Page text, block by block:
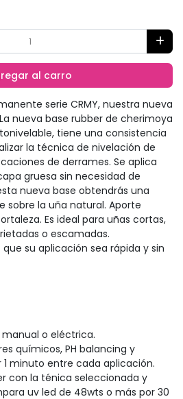
al carro
serie CRMY, nuestra nueva
nueva base rubber de cherimoya
tiene una consistencia
la técnica de nivelación de
de derrames. Se aplica
gruesa sin necesidad de
nueva base obtendrás una
sobre la uña natural. Aporte
Es ideal para uñas cortas,
o escamadas.
su aplicación sea rápida y sin
o eléctrica.
químicos, PH balancing y
1 minuto entre cada aplicación.
con la ténica seleccionada y
uv led de 48wts o más por 30